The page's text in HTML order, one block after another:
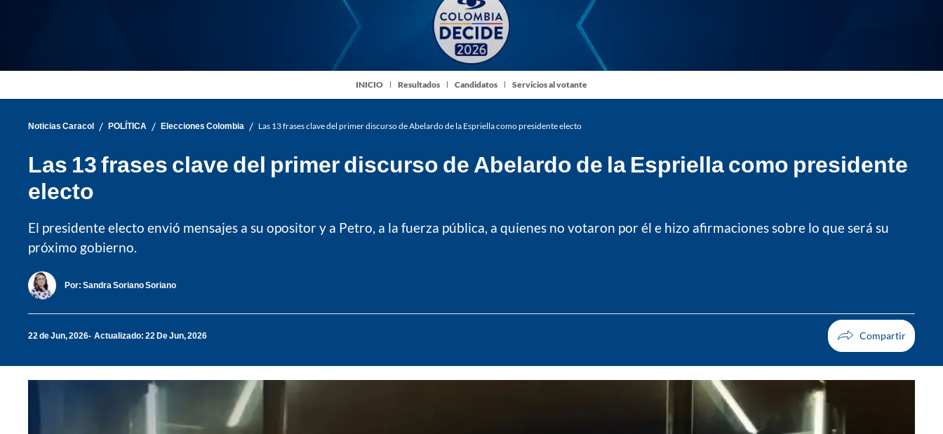
INICIO Resultados Candidatos Servicios al votante
Noticias Caracol / POLÍTICA / Elecciones Colombia / Las 13 frases clave del primer discurso de Abelardo de la Espriella como presidente electo
Las 13 frases clave del primer discurso de Abelardo de la Espriella como presidente
electo
El presidente electo envió mensajes a su opositor y a Petro, a la fuerza pública, a quienes no votaron por él e hizo afirmaciones sobre lo que será su
próximo gobierno.
Por: Sandra Soriano Soriano
22 de Jun, 2026 Actualizado: 22 De Jun, 2026
Facebook